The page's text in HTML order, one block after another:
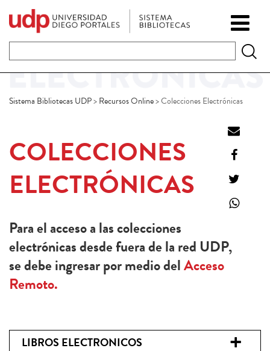
Sistema Bibliotecas UDP>Recursos Online>Colecciones Electrónicas
COLECCIONES
ELECTRÓNICAS
Para el acceso a las colecciones
electrónicas desde fuera de la red UDP,
se debe ingresar por medio delAcceso
Remoto.
LIBROS ELECTRONICOS